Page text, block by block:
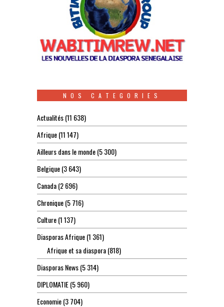
NOS CATEGORIES
Actualités(11 638)
Afrique(11 147)
Ailleurs dans le monde(5 300)
Belgique(3 643)
Canada(2 696)
Chronique(5 716)
Culture(1 137)
Diasporas Afrique(1 361)
Afrique et sa diaspora(818)
Diasporas News(5 314)
DIPLOMATIE(5 960)
Economie(3 704)